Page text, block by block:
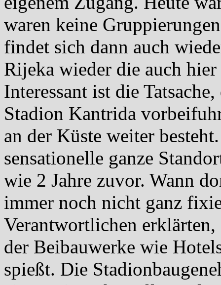
waren keine
findet sich dann auch
Rijeka wieder die auch
Interessant ist die
Stadion Kantrida
an der Küste weiter
sensationelle ganze
wie 2 Jahre zuvor. Wann
immer noch nicht ganz
Verantwortlichen erklärten,
der Beibauwerke wie
spießt. Die